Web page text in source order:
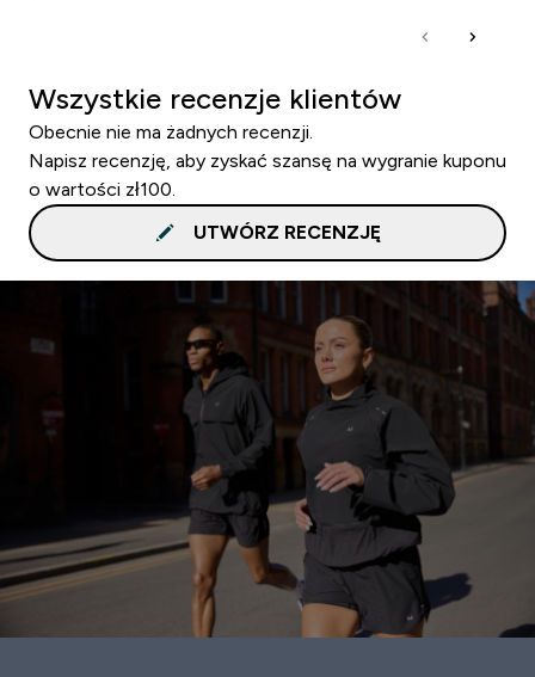
Wszystkie recenzje klientów
Obecnie nie ma żadnych recenzji.
Napisz recenzję, aby zyskać szansę na wygranie kuponu
o wartości zł100.
UTWÓRZ RECENZJĘ